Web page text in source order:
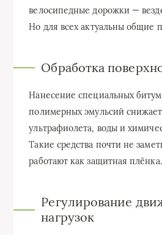
велосипедные дорожки —
Но для всех актуальны общие
Обработка
Нанесение специальных
полимерных эмульсий снижает
ультрафиолета, воды и
Такие средства почти не
работают как защитная плёнка.
Регулирование
нагрузок